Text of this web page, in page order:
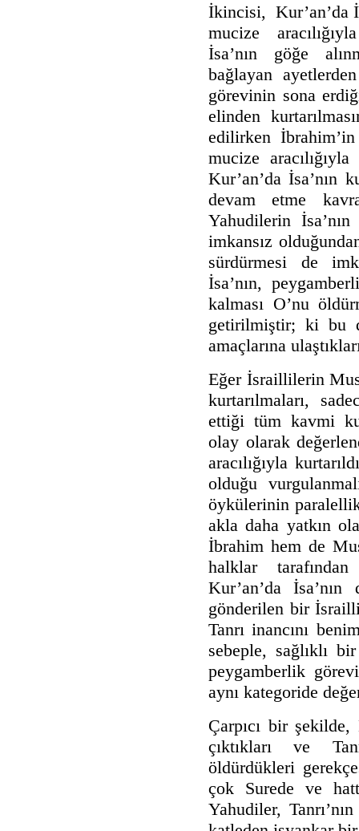
İkincisi, Kur’an’da
mucize
İsa’nın göğe
bağlayan
görevinin sona
elinden
edilirken
mucize
Kur’an’da İsa’nın
devam etme
Yahudilerin
imkansız
sürdürmesi de
İsa’nın,
kalması O’nu
getirilmiştir; ki bu
amaçlarına
Eğer İsraillilerin
kurtarılmaları,
ettiği tüm kavmi
olay olarak
aracılığıyla
olduğu
öykülerinin
akla daha yatkın
İbrahim hem de
halklar
Kur’an’da
gönderilen bir
Tanrı inancını
sebeple, sağlıklı
peygamberlik
aynı kategoride
Çarpıcı bir şekilde,
çıktıkları ve
öldürdükleri
çok Surede ve
Yahudiler,